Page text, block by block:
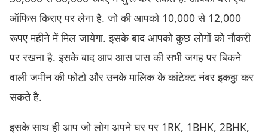
ऑफिस किराए पर लेना है. जो की आपको 10,000 से 12,000
रूपए महीने में मिल जायेगा. इसके बाद आपको कुछ लोगों को नौकरी
पर रखना है. इसके बाद आप आस पास की सभी जगह पर बिकने
वाली जमीन की फोटो और उनके मालिक के कांटेक्ट नंबर इकठ्ठा कर
सकते है.
इसके साथ ही आप जो लोग अपने घर पर 1RK, 1BHK, 2BHK,